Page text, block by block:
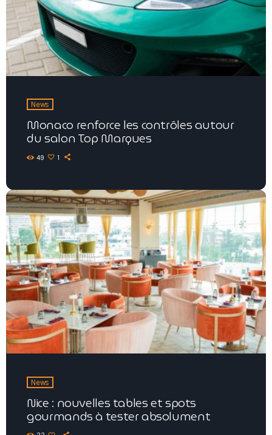
News
Monaco renforce les contrôles autour
du salon Top Marques
49 1
News
Nice : nouvelles tables et spots
gourmands à tester absolument